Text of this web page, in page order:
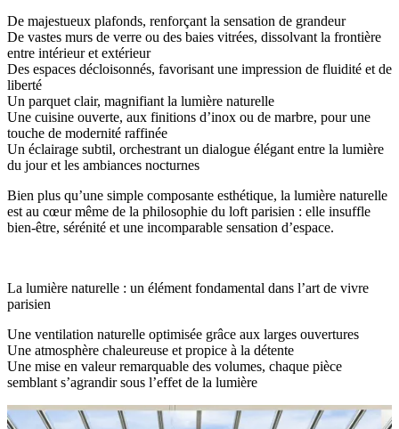
De majestueux plafonds, renforçant la sensation de grandeur
De vastes murs de verre ou des baies vitrées, dissolvant la frontière
entre intérieur et extérieur
Des espaces décloisonnés, favorisant une impression de fluidité et de
liberté
Un parquet clair, magnifiant la lumière naturelle
Une cuisine ouverte, aux finitions d’inox ou de marbre, pour une
touche de modernité raffinée
Un éclairage subtil, orchestrant un dialogue élégant entre la lumière
du jour et les ambiances nocturnes
Bien plus qu’une simple composante esthétique, la lumière naturelle
est au cœur même de la philosophie du loft parisien : elle insuffle
bien-être, sérénité et une incomparable sensation d’espace.
La lumière naturelle : un élément fondamental dans l’art de vivre
parisien
Une ventilation naturelle optimisée grâce aux larges ouvertures
Une atmosphère chaleureuse et propice à la détente
Une mise en valeur remarquable des volumes, chaque pièce
semblant s’agrandir sous l’effet de la lumière